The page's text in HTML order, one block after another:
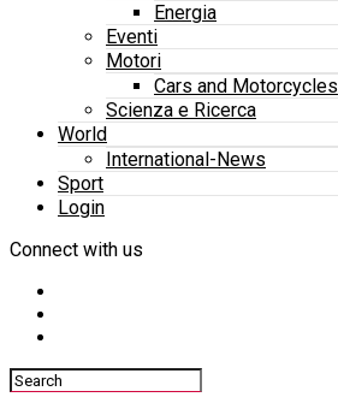
Energia
Eventi
Motori
Cars and Motorcycles
Scienza e Ricerca
World
International-News
Sport
Login
Connect with us